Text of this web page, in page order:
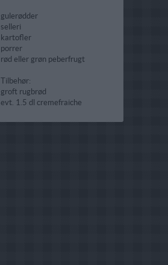
gulerødder
selleri
kartofler
porrer
rød eller grøn peberfrugt
Tilbehør:
groft rugbrød
evt. 1.5 dl cremefraiche